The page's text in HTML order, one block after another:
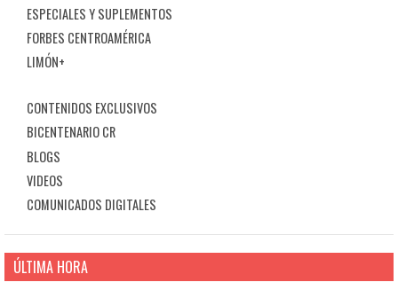
ESPECIALES Y SUPLEMENTOS
FORBES CENTROAMÉRICA
LIMÓN+
CONTENIDOS EXCLUSIVOS
BICENTENARIO CR
BLOGS
VIDEOS
COMUNICADOS DIGITALES
ÚLTIMA HORA